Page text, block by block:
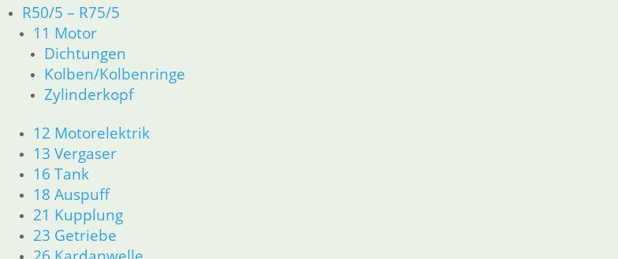
R50/5 – R75/5
11 Motor
Dichtungen
Kolben/Kolbenringe
Zylinderkopf
12 Motorelektrik
13 Vergaser
16 Tank
18 Auspuff
21 Kupplung
23 Getriebe
62,50
inkl. MwSt.
zzgl.Versandkosten
In den Warenkorb
Manschette Kupplungsbetätigung
19,50
inkl. MwSt.
zzgl.
In den Warenkorb